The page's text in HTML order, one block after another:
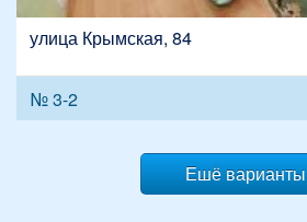
улица Крымская, 84
№ 3-2
Ешё варианты